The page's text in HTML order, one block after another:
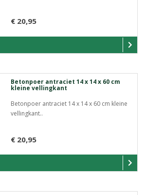
€ 20,95
Betonpoer antraciet 14 x 14 x 60 cm
kleine vellingkant
Betonpoer antraciet 14 x 14 x 60 cm kleine
vellingkant..
€ 20,95